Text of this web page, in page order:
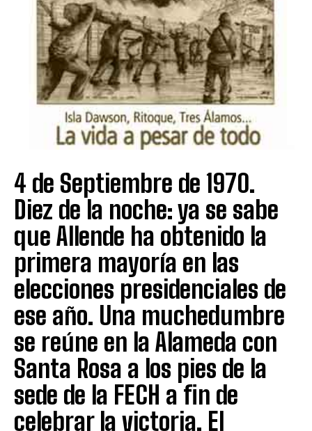
4 de Septiembre de 1970.
Diez de la noche: ya se sabe
que Allende ha obtenido la
primera mayoría en las
elecciones presidenciales de
ese año. Una muchedumbre
se reúne en la Alameda con
Santa Rosa a los pies de la
sede de la FECH a fin de
celebrar la victoria. El